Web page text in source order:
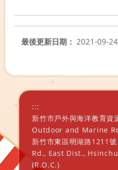
最後更新日期： 2021-09-24
:::
新竹市戶外與海洋教育
Outdoor and Marine
新竹市東區明湖路1211
Rd., East Dist.,
(R.O.C.)